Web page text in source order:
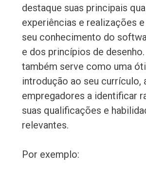
destaque suas principais
experiências e realizações
seu conhecimento do
e dos princípios de desenho.
também serve como uma
introdução ao seu currículo,
empregadores a identificar
suas qualificações e
relevantes.
Por exemplo: